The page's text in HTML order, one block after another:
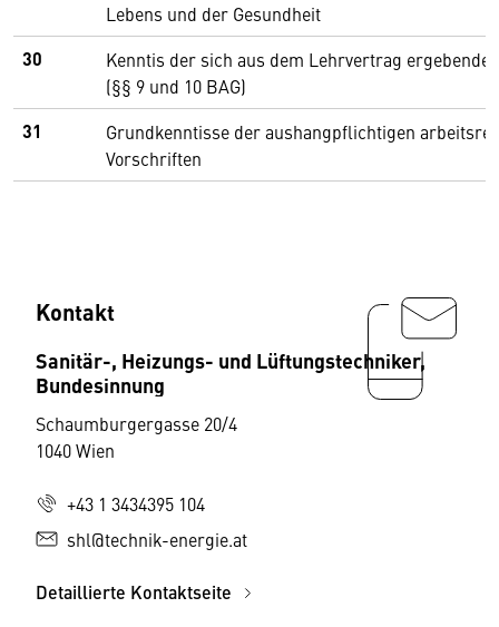
Lebens und der Gesundheit
30
Kenntis der sich aus dem Lehrvertrag
(§§ 9 und 10 BAG)
31
Grundkenntisse der aushangpflichtigen
Vorschriften
Kontakt
Sanitär-, Heizungs- und Lüftungstechniker,
Bundesinnung
Schaumburgergasse 20/4
1040 Wien
+43 1 3434395 104
shl@technik-energie.at
Detaillierte Kontaktseite